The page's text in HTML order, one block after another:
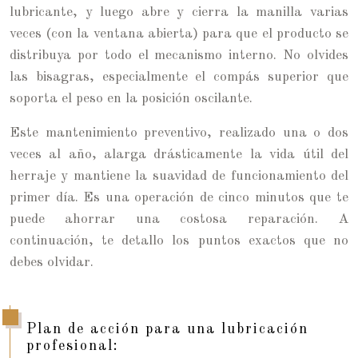
lubricante, y luego abre y cierra la manilla varias
veces (con la ventana abierta) para que el producto se
distribuya por todo el mecanismo interno. No olvides
las bisagras, especialmente el compás superior que
soporta el peso en la posición oscilante.
Este mantenimiento preventivo, realizado una o dos
veces al año, alarga drásticamente la vida útil del
herraje y mantiene la suavidad de funcionamiento del
primer día. Es una operación de cinco minutos que te
puede ahorrar una costosa reparación. A
continuación, te detallo los puntos exactos que no
debes olvidar.
Plan de acción para una lubricación
profesional: